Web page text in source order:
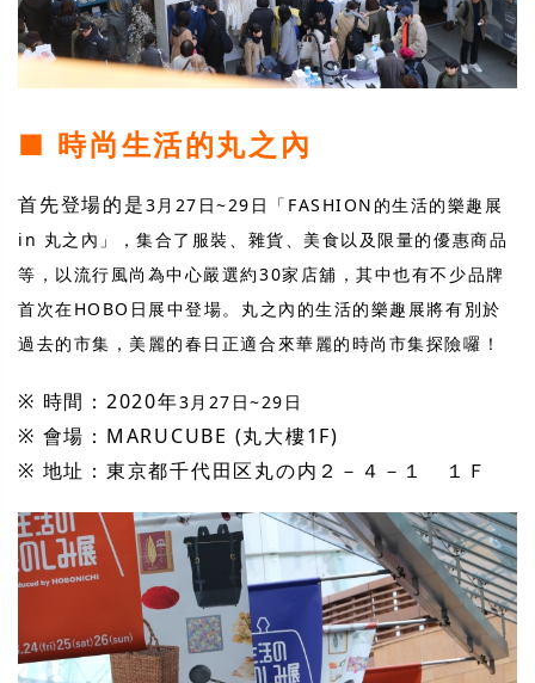
■ 時尚生活的丸之內
首先登場的是3月27日~29日 「FASHION的生活的樂趣展
in 丸之內」，集合了服裝、雜貨、美食以及限量的優惠商品
等，以流行風尚為中心嚴選約30家店舖，其中也有不少品牌
首次在HOBO日展中登場。丸之內的生活的樂趣展將有別於
過去的市集，美麗的春日正適合來華麗的時尚市集探險囉！
※ 時間：2020年3月27日~29日
※ 會場：MARUCUBE (丸大樓1F)
※ 地址：東京都千代田区丸の内２－４－１ １Ｆ